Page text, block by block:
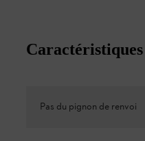
Pas du pignon de renvoi